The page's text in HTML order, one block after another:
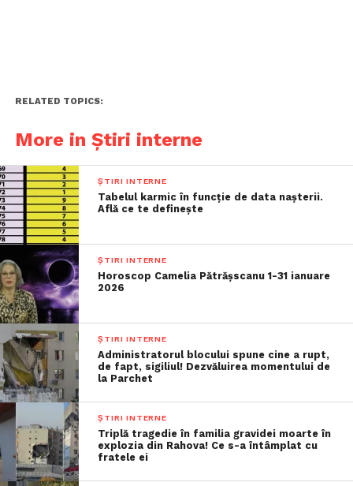
RELATED TOPICS:
More in Știri interne
ȘTIRI INTERNE
Tabelul karmic în funcție de data nașterii.
Află ce te definește
ȘTIRI INTERNE
Horoscop Camelia Pătrășscanu 1-31 ianuare
2026
ȘTIRI INTERNE
Administratorul blocului spune cine a rupt,
de fapt, sigiliul! Dezvăluirea momentului de
la Parchet
ȘTIRI INTERNE
Triplă tragedie în familia gravidei moarte în
explozia din Rahova! Ce s-a întâmplat cu
fratele ei